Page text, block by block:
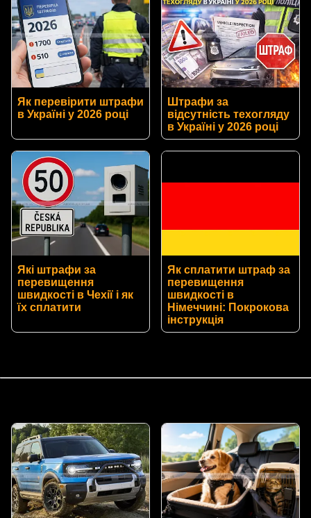
Як перевірити штрафи
в Україні у 2026 році
Штрафи за
відсутність техогляду
в Україні у 2026 році
Які штрафи за
перевищення
швидкості в Чехії і як
їх сплатити
Як сплатити штраф за
перевищення
швидкості в
Німеччині: Покрокова
інструкція